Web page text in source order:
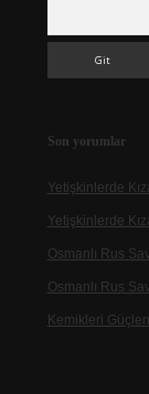
Son yorumlar
Yetişkinlerde
Yetişkinlerde
Osmanlı Rus
Osmanlı Rus
Kemikleri